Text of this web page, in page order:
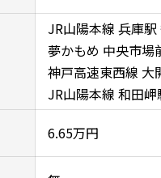
JR山陽本線 兵庫
夢かもめ 中央市場
神戸高速東西線 大
JR山陽本線 和田
6.65万円